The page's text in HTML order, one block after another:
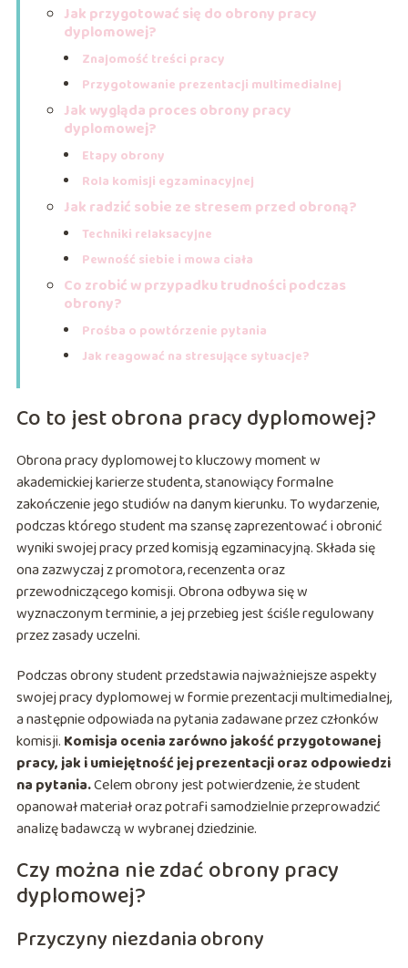
Jak przygotować się do obrony pracy
dyplomowej?
Znajomość treści pracy
Przygotowanie prezentacji multimedialnej
Jak wygląda proces obrony pracy
dyplomowej?
Etapy obrony
Rola komisji egzaminacyjnej
Jak radzić sobie ze stresem przed obroną?
Techniki relaksacyjne
Pewność siebie i mowa ciała
Co zrobić w przypadku trudności podczas
obrony?
Prośba o powtórzenie pytania
Jak reagować na stresujące sytuacje?
Co to jest obrona pracy dyplomowej?
Obrona pracy dyplomowej to kluczowy moment w
akademickiej karierze studenta, stanowiący formalne
zakończenie jego studiów na danym kierunku. To wydarzenie,
podczas którego student ma szansę zaprezentować i obronić
wyniki swojej pracy przed komisją egzaminacyjną. Składa się
ona zazwyczaj z promotora, recenzenta oraz
przewodniczącego komisji. Obrona odbywa się w
wyznaczonym terminie, a jej przebieg jest ściśle regulowany
przez zasady uczelni.
Podczas obrony student przedstawia najważniejsze aspekty
swojej pracy dyplomowej w formie prezentacji multimedialnej,
a następnie odpowiada na pytania zadawane przez członków
komisji. Komisja ocenia zarówno jakość przygotowanej
pracy, jak i umiejętność jej prezentacji oraz odpowiedzi
na pytania.Celem obrony jest potwierdzenie, że student
opanował materiał oraz potrafi samodzielnie przeprowadzić
analizę badawczą w wybranej dziedzinie.
Czy można nie zdać obrony pracy
dyplomowej?
Przyczyny niezdania obrony